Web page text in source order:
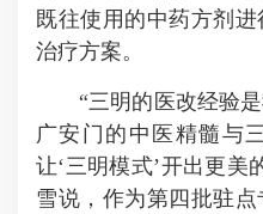
既往使用的中药方剂
治疗方案。
“三明的医改经验是
广安门的中医精髓与
让‘三明模式’开出更美
雪说，作为第四批驻